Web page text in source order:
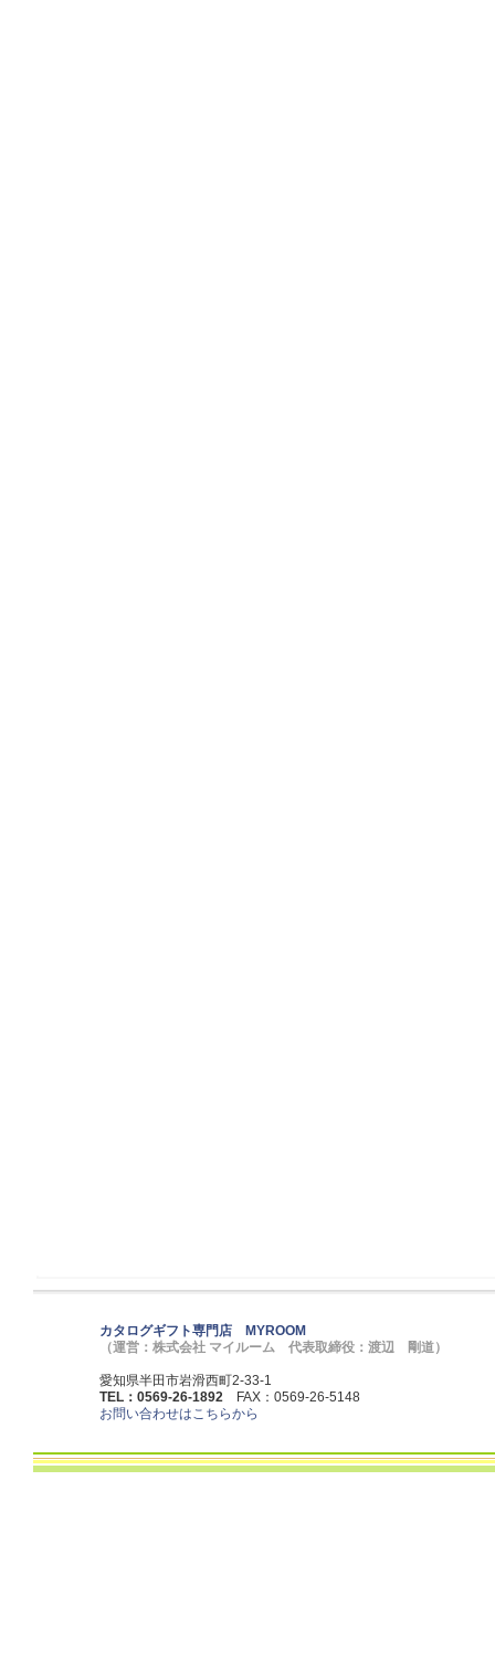
カタログギフト専門店 MYROOM
（運営：株式会社 マイルーム 代表取締役：渡辺 剛道）
愛知県半田市岩滑西町2-33-1
TEL：0569-26-1892 FAX：0569-26-5148
お問い合わせはこちらから